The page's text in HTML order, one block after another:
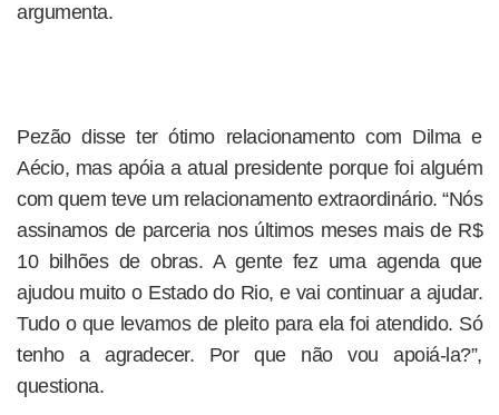
argumenta.
Pezão disse ter ótimo relacionamento com Dilma e
Aécio, mas apóia a atual presidente porque foi alguém
com quem teve um relacionamento extraordinário. “Nós
assinamos de parceria nos últimos meses mais de R$
10 bilhões de obras. A gente fez uma agenda que
ajudou muito o Estado do Rio, e vai continuar a ajudar.
Tudo o que levamos de pleito para ela foi atendido. Só
tenho a agradecer. Por que não vou apoiá-la?”,
questiona.